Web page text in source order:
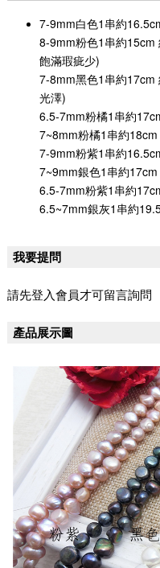
7-9mm白色1串約
8-9mm粉色1串約15cm
飽滿瑕疵少)
7-8mm黑色1串約17cm
光澤)
6.5-7mm粉橘1串約
7~8mm粉橘1串約
7-9mm粉紫1串約
7~9mm銀色1串約
6.5-7mm粉紫1串約
6.5~7mm銀灰1串約
我要提問
請先登入會員才可留言詢問
產品展示圖